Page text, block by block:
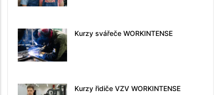
Kurzy svářeče WORKINTENSE
Kurzy řidiče VZV WORKINTENSE